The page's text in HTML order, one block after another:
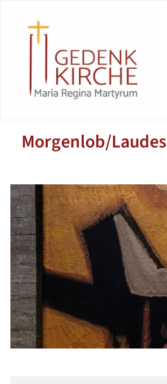
Morgenlob/Laudes